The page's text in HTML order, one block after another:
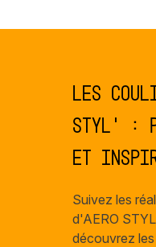
Les
STYL’
et
Suivez les
d'AERO
découvrez